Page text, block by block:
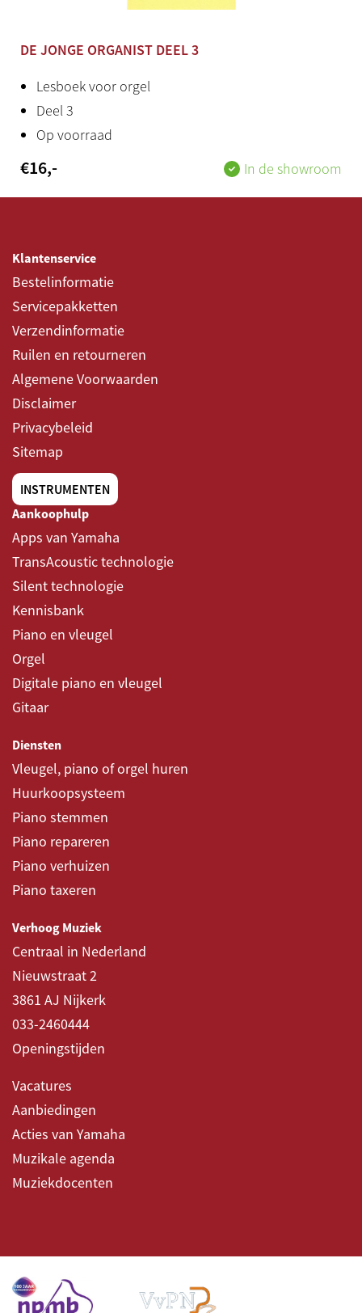
DE JONGE ORGANIST DEEL 3
Lesboek voor orgel
Deel 3
Op voorraad
€16,- In de showroom
Klantenservice
Bestelinformatie
Servicepakketten
Verzendinformatie
Ruilen en retourneren
Algemene Voorwaarden
Disclaimer
Privacybeleid
Sitemap
INSTRUMENTEN
Aankoophulp
Apps van Yamaha
TransAcoustic technologie
Silent technologie
Kennisbank
Piano en vleugel
Orgel
Digitale piano en vleugel
Gitaar
Diensten
Vleugel, piano of orgel huren
Huurkoopsysteem
Piano stemmen
Piano repareren
Piano verhuizen
Piano taxeren
Verhoog Muziek
Centraal in Nederland
Nieuwstraat 2
3861 AJ Nijkerk
033-2460444
Openingstijden
Vacatures
Aanbiedingen
Acties van Yamaha
Muzikale agenda
Muziekdocenten